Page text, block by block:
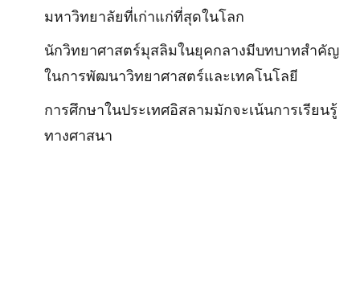
มหาวิทยาลัยที่เก่าแก่ที่สุดในโลก
นักวิทยาศาสตร์มุสลิมในยุคกลางมีบทบาทสำคัญ
ในการพัฒนาวิทยาศาสตร์และเทคโนโลยี
การศึกษาในประเทศอิสลามมักจะเน้นการเรียนรู้
ทางศาสนา